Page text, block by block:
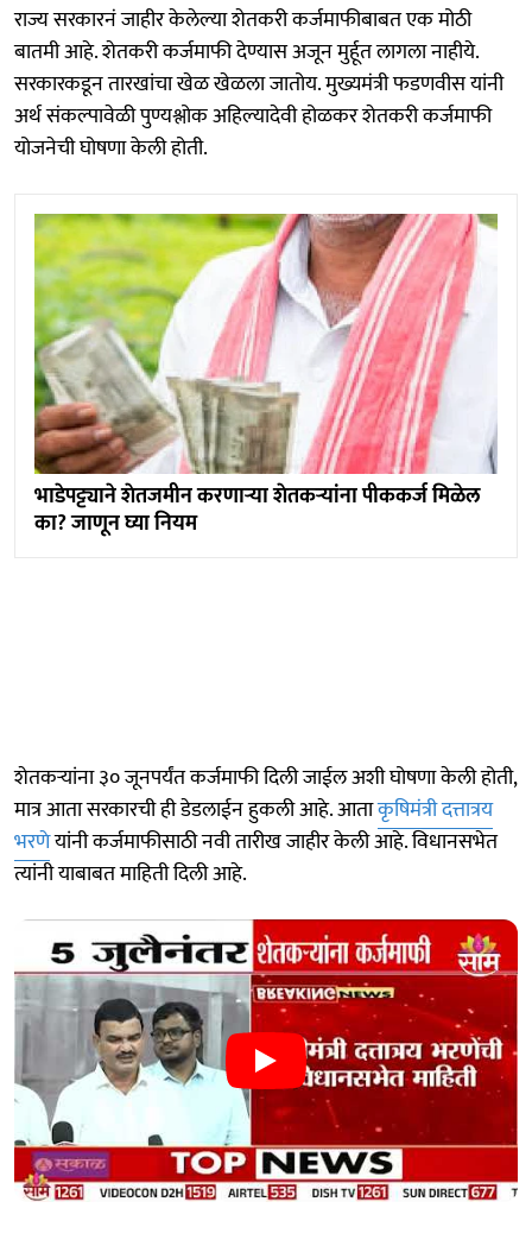
राज्य सरकारनं जाहीर केलेल्या शेतकरी कर्जमाफीबाबत एक मोठी
बातमी आहे. शेतकरी कर्जमाफी देण्यास अजून मुर्हूत लागला नाहीये.
सरकारकडून तारखांचा खेळ खेळला जातोय. मुख्यमंत्री फडणवीस यांनी
अर्थ संकल्पावेळी पुण्यश्लोक अहिल्यादेवी होळकर शेतकरी कर्जमाफी
योजनेची घोषणा केली होती.
भाडेपट्ट्याने शेतजमीन करणाऱ्या शेतकऱ्यांना पीककर्ज मिळेल
का? जाणून घ्या नियम
शेतकऱ्यांना ३० जूनपर्यंत कर्जमाफी दिली जाईल अशी घोषणा केली होती,
मात्र आता सरकारची ही डेडलाईन हुकली आहे. आताकृषिमंत्री दत्तात्रय
भरणेयांनी कर्जमाफीसाठी नवी तारीख जाहीर केली आहे. विधानसभेत
त्यांनी याबाबत माहिती दिली आहे.